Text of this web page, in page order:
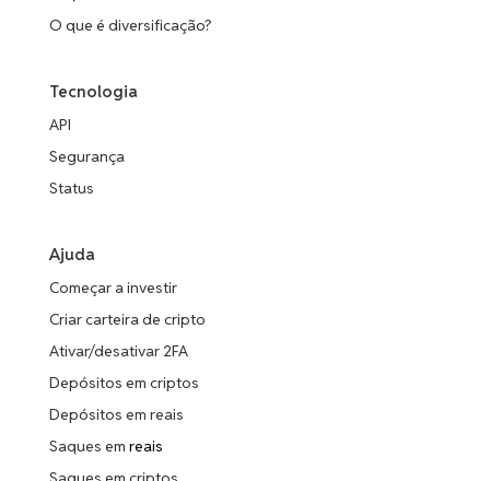
O que é diversificação?
Tecnologia
API
Segurança
Status
Ajuda
Começar a investir
Criar carteira de cripto
Ativar/desativar 2FA
Depósitos em criptos
Depósitos em reais
Saques em reais